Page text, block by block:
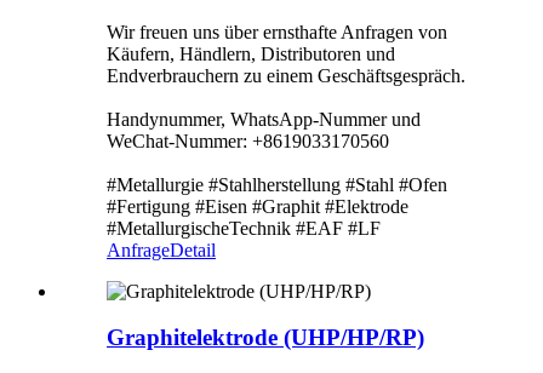
Wir freuen uns über ernsthafte Anfragen von
Käufern, Händlern, Distributoren und
Endverbrauchern zu einem Geschäftsgespräch.
Handynummer, WhatsApp-Nummer und
WeChat-Nummer: +8619033170560
#Metallurgie #Stahlherstellung #Stahl #Ofen
#Fertigung #Eisen #Graphit #Elektrode
#MetallurgischeTechnik #EAF #LF
AnfrageDetail
Graphitelektrode (UHP/HP/RP)